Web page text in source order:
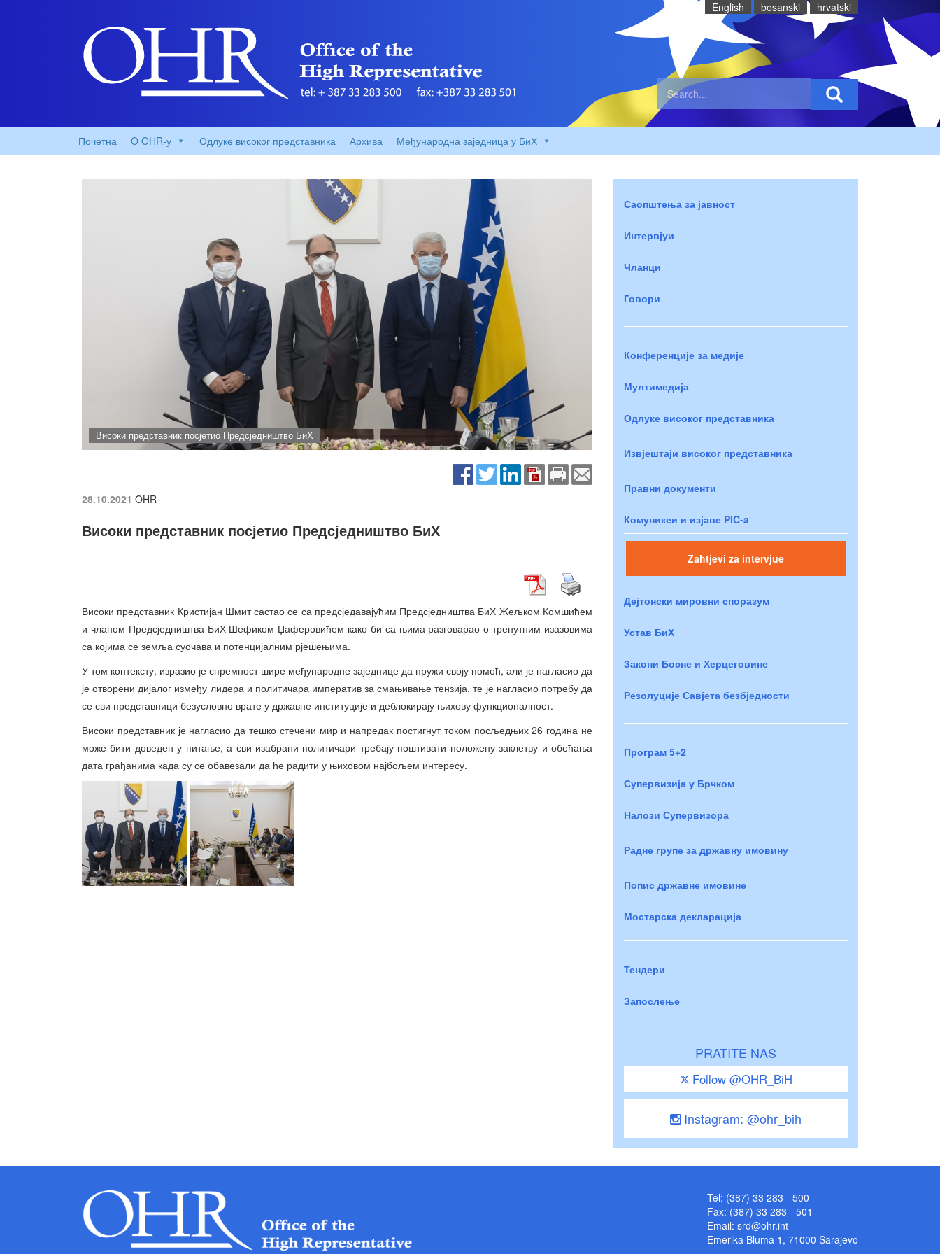
English bosanski hrvatski
Почетна O OHR-у Одлуке високог представника Архива Међународна заједница у БиХ
Високи представник посјетио Предсједништво БиХ
28.10.2021 OHR
Високи представник посјетио Предсједништво БиХ
Високи представник Кристијан Шмит састао се са предсједавајућим Предсједништва БиХ Жељком Комшићем
и чланом Предсједништва БиХ Шефиком Џаферовићем како би са њима разговарао о тренутним изазовима
са којима се земља суочава и потенцијалним рјешењима.
У том контексту, изразио је спремност шире међународне заједнице да пружи своју помоћ, али је нагласио да
је отворени дијалог између лидера и политичара императив за смањивање тензија, те је нагласио потребу да
се сви представници безусловно врате у државне институције и деблокирају њихову функционалност.
Високи представник је нагласио да тешко стечени мир и напредак постигнут током посљедњих 26 година не
може бити доведен у питање, а сви изабрани политичари требају поштивати положену заклетву и обећања
дата грађанима када су се обавезали да ће радити у њиховом најбољем интересу.
Саопштења за јавност
Интервјуи
Чланци
Говори
Конференције за медије
Мултимедија
Одлуке високог представника
Извјештаји високог представника
Правни документи
Комуникеи и изјаве PIC-a
Zahtjevi za intervjue
Дејтонски мировни споразум
Устав БиХ
Закони Босне и Херцеговине
Резолуције Савјета безбједности
Програм 5+2
Супервизија у Брчком
Налози Супервизора
Радне групе за државну имовину
Попис државне имовине
Мостарска декларација
Тендери
Запослење
PRATITE NAS
Follow @OHR_BiH
Instagram: @ohr_bih
Tel: (387) 33 283 - 500
Fax: (387) 33 283 - 501
Email: srd@ohr.int
Emerika Bluma 1, 71000 Sarajevo